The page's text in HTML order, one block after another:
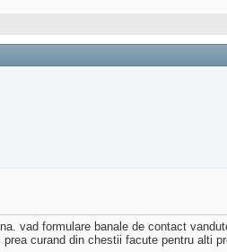
vad formulare banale de contact
curand din chestii facute pentru alti